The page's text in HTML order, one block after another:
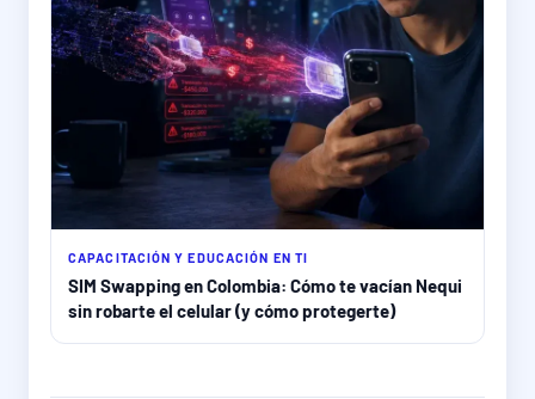
CAPACITACIÓN Y EDUCACIÓN EN TI
SIM Swapping en Colombia: Cómo te vacían Nequi
sin robarte el celular (y cómo protegerte)